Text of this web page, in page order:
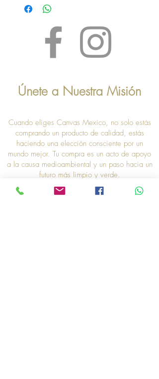
Únete a Nuestra Misión
Cuando eliges Canvas Mexico, no solo estás
comprando un producto de calidad, estás
haciendo una elección consciente por un
mundo mejor. Tu compra es un acto de apoyo
a la causa medioambiental y un paso hacia un
futuro más limpio y verde.